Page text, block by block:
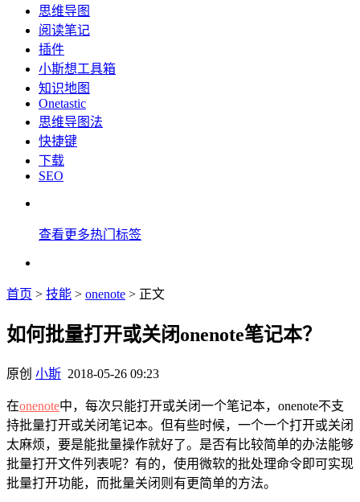
思维导图
阅读笔记
插件
小斯想工具箱
知识地图
Onetastic
思维导图法
快捷键
下载
SEO
查看更多热门标签
首页 > 技能 > onenote > 正文
如何批量打开或关闭onenote笔记本？
原创 小斯 2018-05-26 09:23
在onenote中，每次只能打开或关闭一个笔记本，onenote不支
持批量打开或关闭笔记本。但有些时候，一个一个打开或关闭
太麻烦，要是能批量操作就好了。是否有比较简单的办法能够
批量打开文件列表呢？有的，使用微软的批处理命令即可实现
批量打开功能，而批量关闭则有更简单的方法。